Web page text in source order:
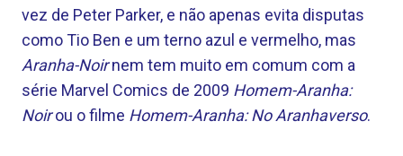
vez de Peter Parker, e não apenas evita disputas
como Tio Ben e um terno azul e vermelho, mas
Aranha-Noirnem tem muito em comum com a
série Marvel Comics de 2009 Homem-Aranha:
Noirou o filme Homem-Aranha: No Aranhaverso.